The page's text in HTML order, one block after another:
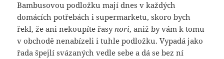
Bambusovou podložku mají dnes v každých
domácích potřebách i supermarketu, skoro bych
řekl, že ani nekoupíte řasynori, aniž by vám k tomu
v obchodě nenabízeli i tuhle podložku. Vypadá jako
řada špejlí svázaných vedle sebe a dá se bez ní